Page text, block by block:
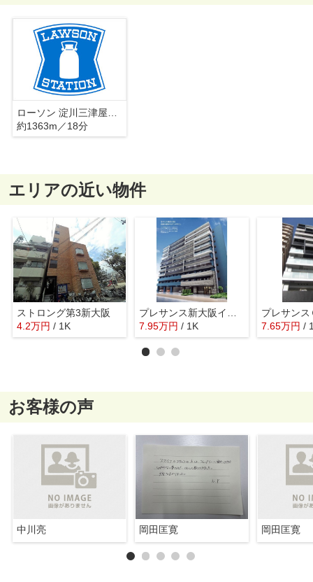
約1363m／18分
エリアの近い物件
ストロング第3新大阪
4.2万円 / 1K
7.95万円 / 1K 7.65万円 /
お客様の声
中川亮 岡田匡寛 岡田匡寛